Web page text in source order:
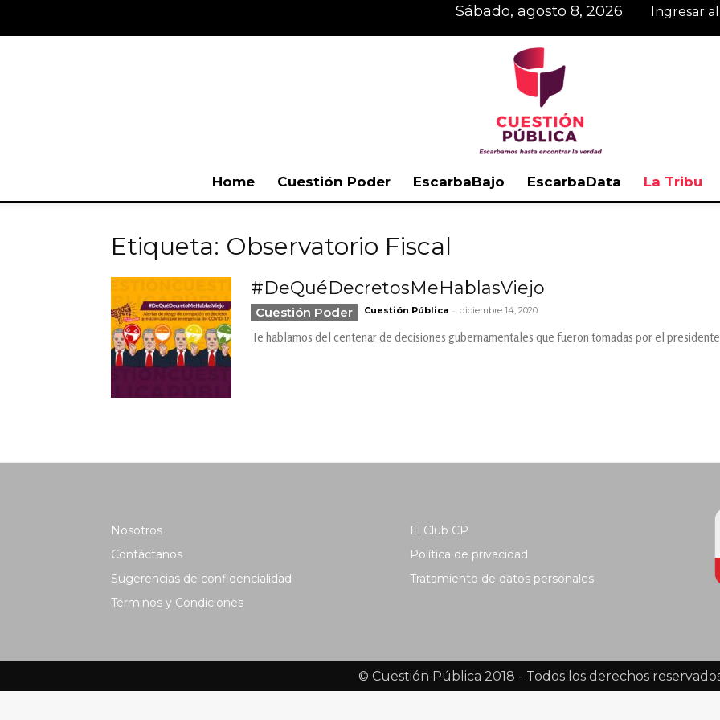
sábado, agosto 8, 2026 Ingresar
Home Cuestión Poder EscarbaBajo EscarbaData La Tribu
Etiqueta: Observatorio Fiscal
#DeQuéDecretosMeHablasViejo
Cuestión Poder Cuestión Pública - diciembre 14, 2020
Te hablamos del centenar de decisiones gubernamentales que fueron tomadas por el
Nosotros
Contáctanos
Sugerencias de confidencialidad
Términos y Condiciones
El Club CP
Política de privacidad
Tratamiento de datos personales
© Cuestión Pública 2018 - Todos los derechos